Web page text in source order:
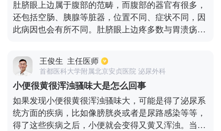
肚脐眼上边属于腹部的范畴，而腹部的器官有很多，
还包括空肠、胰腺等脏器，位置不同、症状不同，因
此病因也会有所不同。肚脐眼上边疼多数与胃溃疡和
的话，可能是由于穿孔引起的，此时应该及时到医院
进行检查。胃炎、胰腺炎都会引起肚脐眼上边疼。因
此，在感到不适的时候，去正规医院做一个检查最为
稳妥。
王俊生 主任医师
首都医科大学附属北京安贞医院 泌尿外科
小便很黄很浑浊骚味大是怎么回事
如果发现小便很黄很浑浊骚味大，可能是得了泌尿系
统方面的疾病，比如像膀胱炎或者是尿路感染等等，
得了这些疾病之后，小便就会变得又黄又浑浊。当然